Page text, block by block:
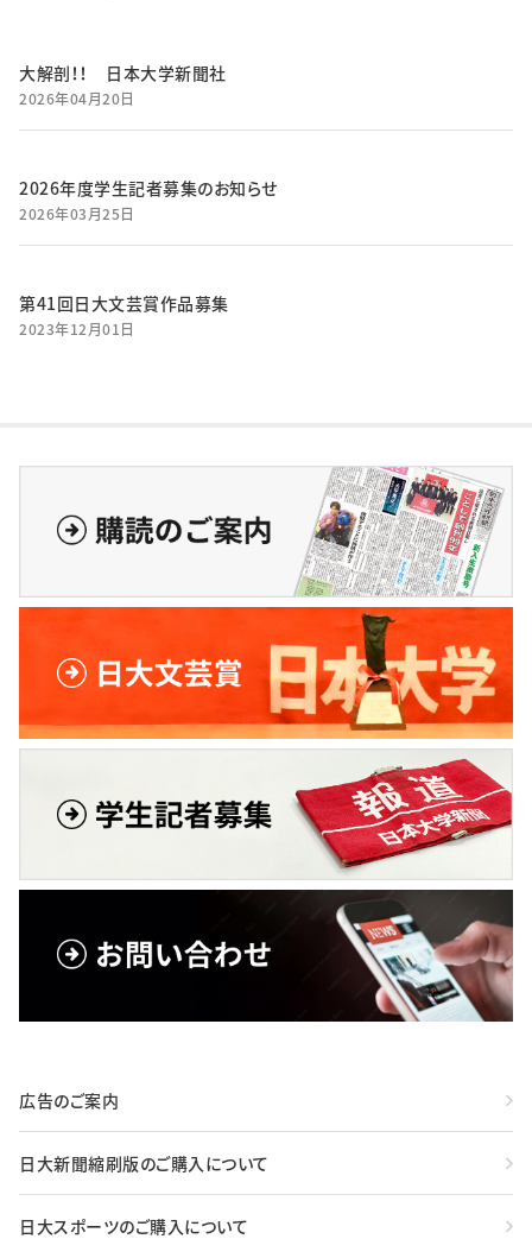
大解剖！！ 日本大学新聞社
2026年04月20日
2026年度学生記者募集のお知らせ
2026年03月25日
第41回日大文芸賞作品募集
2023年12月01日
広告のご案内
日大新聞縮刷版のご購入について
日大スポーツのご購入について